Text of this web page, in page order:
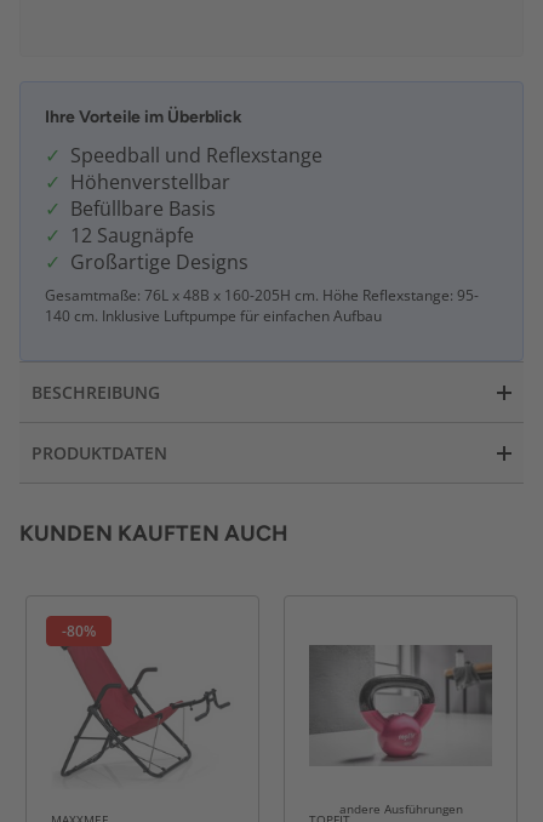
Ihre Vorteile im Überblick
Speedball und Reflexstange
Höhenverstellbar
Befüllbare Basis
12 Saugnäpfe
Großartige Designs
Gesamtmaße: 76L x 48B x 160-205H cm. Höhe Reflexstange: 95-
140 cm. Inklusive Luftpumpe für einfachen Aufbau
BESCHREIBUNG
PRODUKTDATEN
KUNDEN KAUFTEN AUCH
-80%
andere Ausführungen